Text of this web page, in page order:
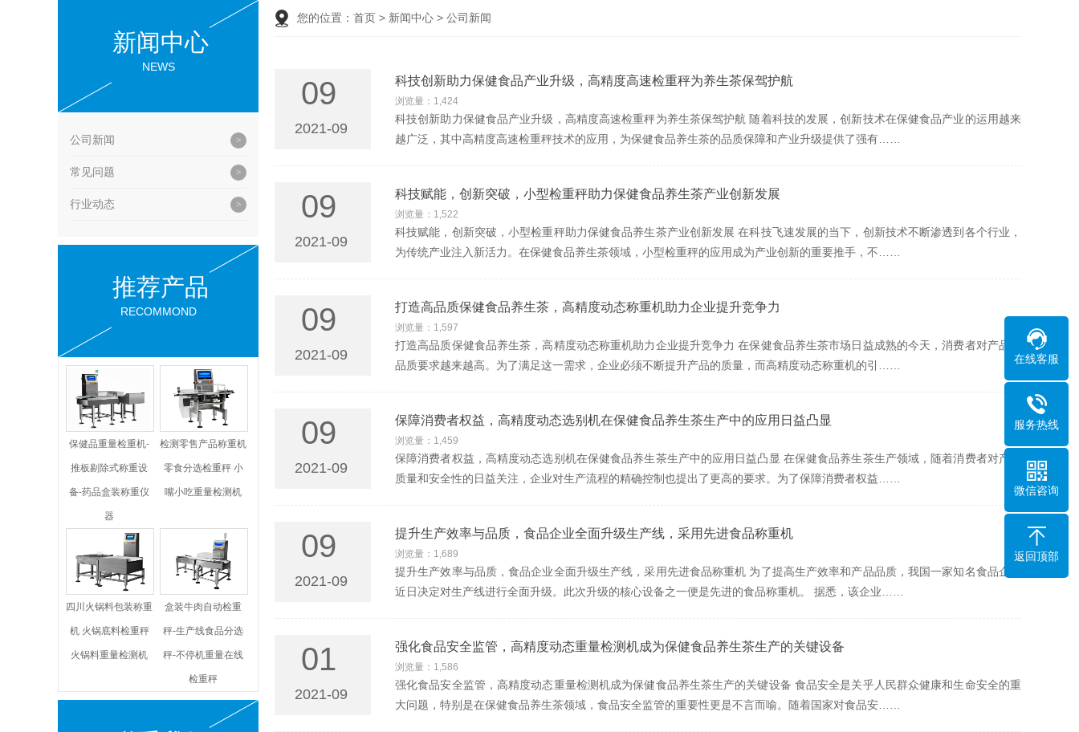
新闻中心
NEWS
公司新闻
常见问题
行业动态
推荐产品
RECOMMOND
保健品重量检重机-
推板剔除式称重设
备-药品盒装称重仪
器
检测零售产品称重机
零食分选检重秤 小
嘴小吃重量检测机
四川火锅料包装称重
机 火锅底料检重秤
火锅料重量检测机
盒装牛肉自动检重
秤-生产线食品分选
秤-不停机重量在线
检重秤
您的位置： 首页 > 新闻中心 > 公司新闻
科技创新助力保健食品产业升级，高精度高速检重秤为养生茶保驾护航
浏览量：1,424
科技创新助力保健食品产业升级，高精度高速检重秤为养生茶保驾护航 随着科技的发展，创新技术在保健食品产业的运用越来
越广泛，其中高精度高速检重秤技术的应用，为保健食品养生茶的品质保障和产业升级提供了强有……
09
2021-09
科技赋能，创新突破，小型检重秤助力保健食品养生茶产业创新发展
浏览量：1,522
科技赋能，创新突破，小型检重秤助力保健食品养生茶产业创新发展 在科技飞速发展的当下，创新技术不断渗透到各个行业，
为传统产业注入新活力。在保健食品养生茶领域，小型检重秤的应用成为产业创新的重要推手，不……
09
2021-09
打造高品质保健食品养生茶，高精度动态称重机助力企业提升竞争力
浏览量：1,597
打造高品质保健食品养生茶，高精度动态称重机助力企业提升竞争力 在保健食品养生茶市场日益成熟的今天，消费者对产品的
品质要求越来越高。为了满足这一需求，企业必须不断提升产品的质量，而高精度动态称重机的引……
09
2021-09
保障消费者权益，高精度动态选别机在保健食品养生茶生产中的应用日益凸显
浏览量：1,459
保障消费者权益，高精度动态选别机在保健食品养生茶生产中的应用日益凸显 在保健食品养生茶生产领域，随着消费者对产品
质量和安全性的日益关注，企业对生产流程的精确控制也提出了更高的要求。为了保障消费者权益……
09
2021-09
提升生产效率与品质，食品企业全面升级生产线，采用先进食品称重机
浏览量：1,689
提升生产效率与品质，食品企业全面升级生产线，采用先进食品称重机 为了提高生产效率和产品品质，我国一家知名食品企业
近日决定对生产线进行全面升级。此次升级的核心设备之一便是先进的食品称重机。 据悉，该企业……
09
2021-09
强化食品安全监管，高精度动态重量检测机成为保健食品养生茶生产的关键设备
浏览量：1,586
强化食品安全监管，高精度动态重量检测机成为保健食品养生茶生产的关键设备 食品安全是关乎人民群众健康和生命安全的重
大问题，特别是在保健食品养生茶领域，食品安全监管的重要性更是不言而喻。随着国家对食品安……
01
2021-09
在线客服
服务热线
微信咨询
返回顶部